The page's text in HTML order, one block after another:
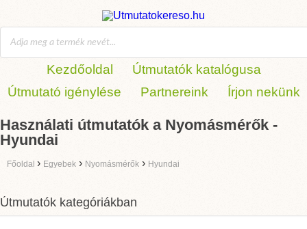
Kezdőoldal
Útmutatók katalógusa
Útmutató igénylése
Partnereink Írjon nekünk
Használati útmutatók a Nyomásmérők -
Hyundai
Főoldal › Egyebek › Nyomásmérők › Hyundai
Útmutatók kategóriákban